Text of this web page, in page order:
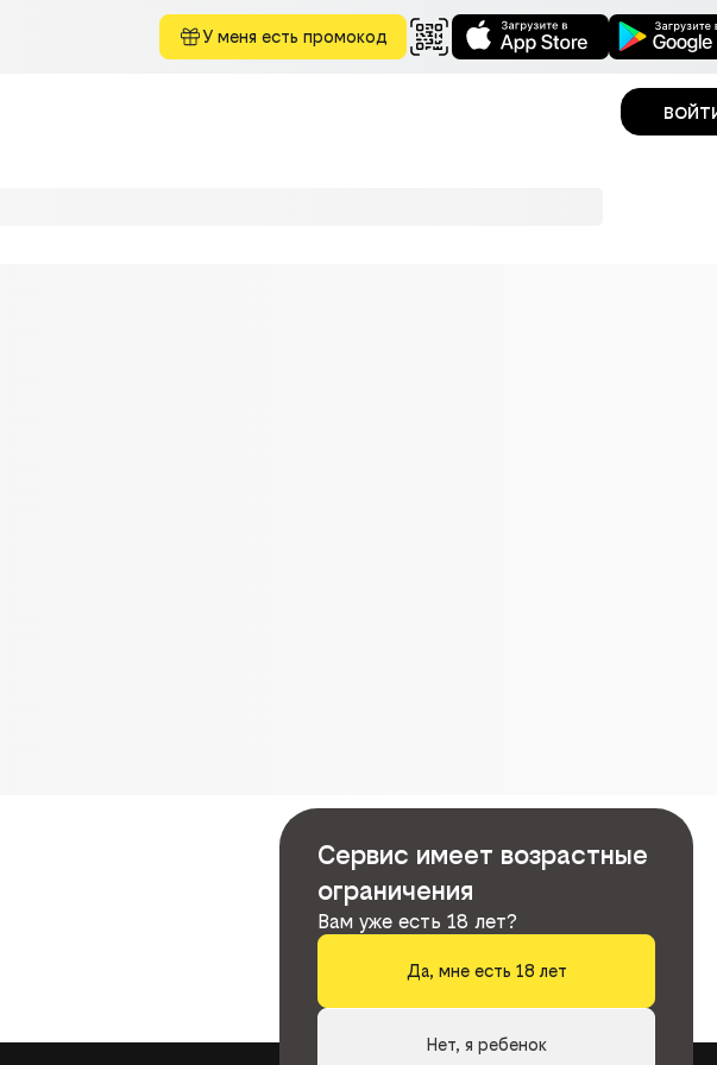
У меня есть промокод
Сервис имеет возрастные
ограничения
Вам уже есть 18 лет?
Да, мне есть 18 лет
Нет, я ребенок